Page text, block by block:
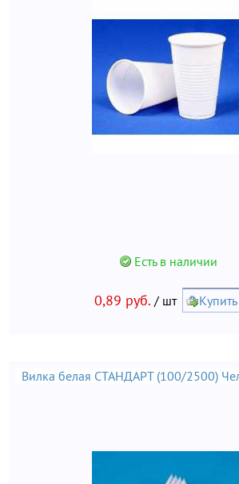
Есть в наличии
0,89 руб. / шт Купить
Вилка белая СТАНДАРТ (100/2500)